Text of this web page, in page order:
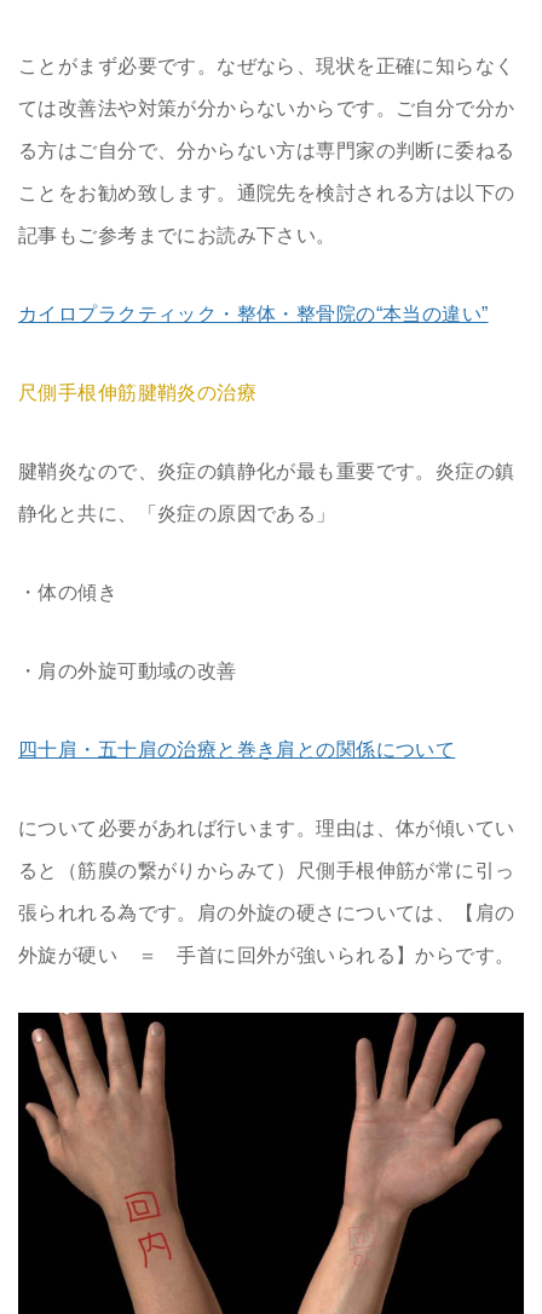
ことがまず必要です。なぜなら、現状を正確に知らなく
ては改善法や対策が分からないからです。ご自分で分か
る方はご自分で、分からない方は専門家の判断に委ねる
ことをお勧め致します。通院先を検討される方は以下の
記事もご参考までにお読み下さい。
カイロプラクティック・整体・整骨院の“本当の違い”
尺側手根伸筋腱鞘炎の治療
腱鞘炎なので、炎症の鎮静化が最も重要です。炎症の鎮
静化と共に、「炎症の原因である」
・体の傾き
・肩の外旋可動域の改善
四十肩・五十肩の治療と巻き肩との関係について
について必要があれば行います。理由は、体が傾いてい
ると（筋膜の繋がりからみて）尺側手根伸筋が常に引っ
張られれる為です。肩の外旋の硬さについては、【肩の
外旋が硬い ＝ 手首に回外が強いられる】からです。